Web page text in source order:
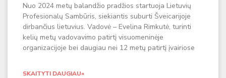
Nuo 2024 metų balandžio pradžios startuoja Lietuvių
Profesionalų Sambūris, siekiantis suburti Šveicarijoje
dirbančius lietuvius. Vadovė – Evelina Rimkutė, turinti
kelių metų vadovavimo patirtį visuomeninėje
organizacijoje bei daugiau nei 12 metų patirtį įvairiose
SKAITYTI DAUGIAU»